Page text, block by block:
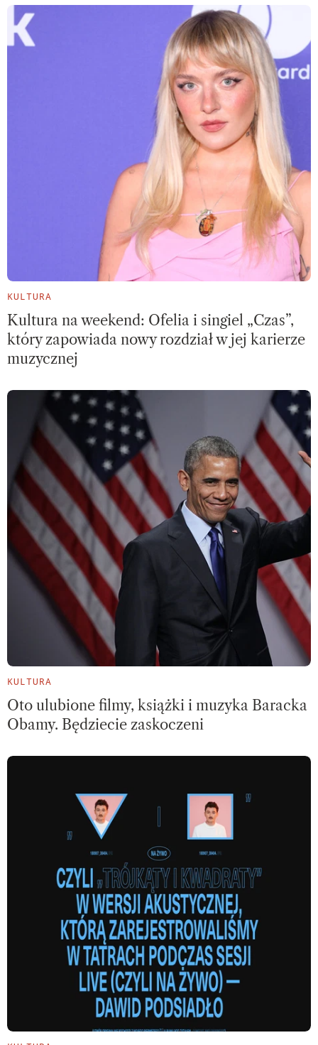
KULTURA
Kultura na weekend: Ofelia i singiel „Czas”,
który zapowiada nowy rozdział w jej karierze
muzycznej
KULTURA
Oto ulubione filmy, książki i muzyka Baracka
Obamy. Będziecie zaskoczeni